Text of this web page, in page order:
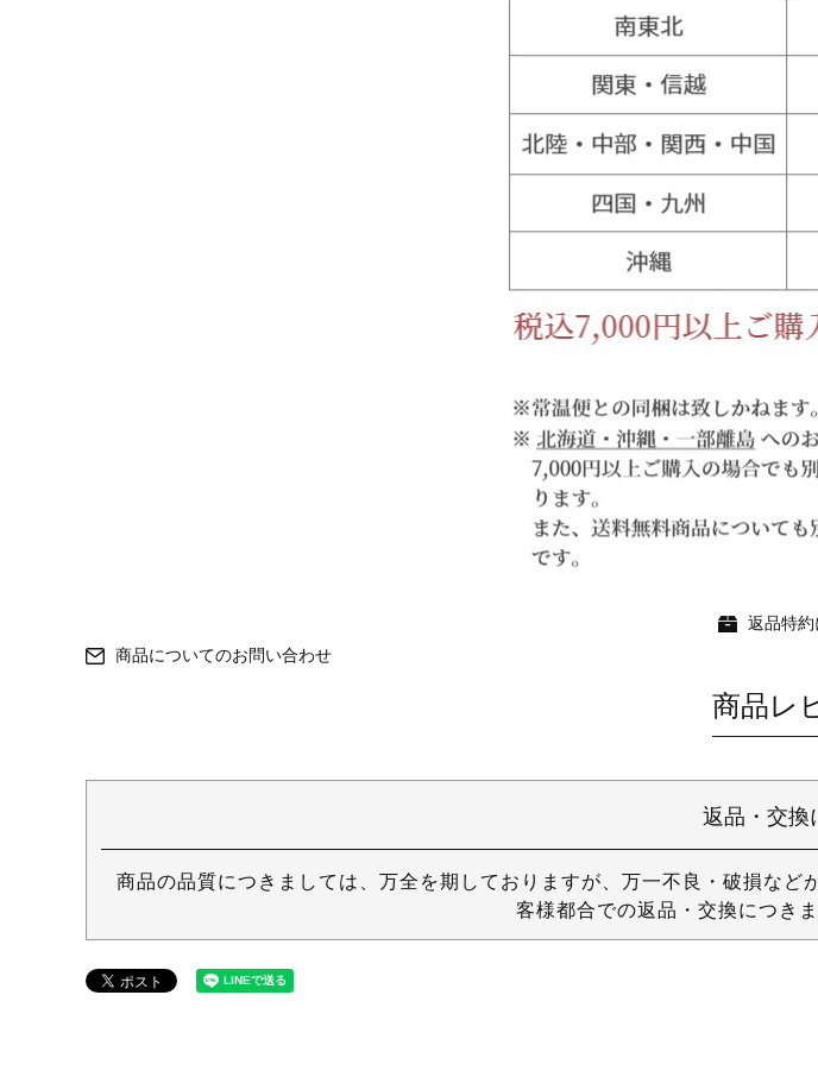
返品特
商品についてのお問い合わせ
商品レ
返品・交換
商品の品質につきましては、万全を期しておりますが、万一不良・破損な
客様都合での返品・交換につき